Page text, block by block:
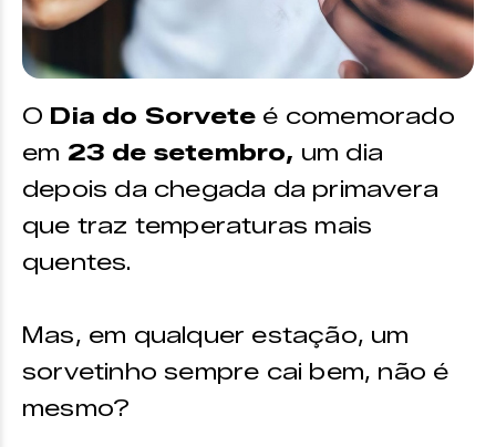
O Dia do Sorvete é comemorado
em 23 de setembro, um dia
depois da chegada da primavera
que traz temperaturas mais
quentes.
Mas, em qualquer estação, um
sorvetinho sempre cai bem, não é
mesmo?